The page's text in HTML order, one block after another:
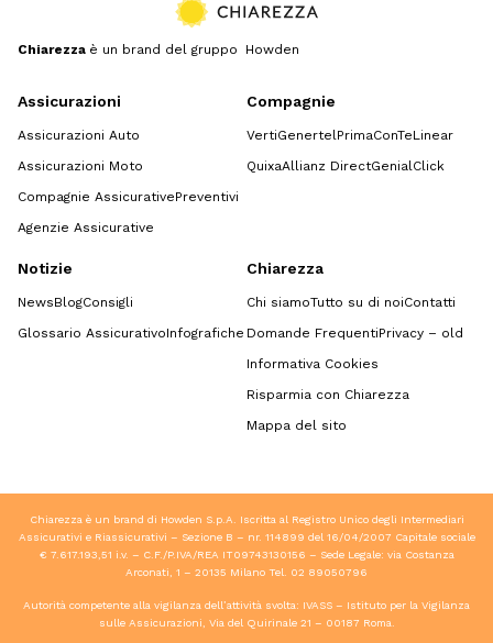
Chiarezza è un brand del gruppo Howden
Assicurazioni
Assicurazioni Auto
Assicurazioni Moto
Compagnie AssicurativePreventivi
Agenzie Assicurative
Compagnie
VertiGenertel PrimaConTeLinear
QuixaAllianz DirectGenialClick
Notizie
NewsBlogConsigli
Glossario AssicurativoInfografiche
Chiarezza
Chi siamoTutto su di noiContatti
Domande FrequentiPrivacy – old
Informativa Cookies
Risparmia con Chiarezza
Mappa del sito
Chiarezza è un brand di Howden S.p.A. Iscritta al Registro Unico degli Intermediari
Assicurativi e Riassicurativi – Sezione B – nr. 114899 del 16/04/2007 Capitale sociale
€ 7.617.193,51 i.v. – C.F./P.IVA/REA IT09743130156 – Sede Legale: via Costanza
Arconati, 1 – 20135 Milano Tel. 02 89050796
Autorità competente alla vigilanza dell’attività svolta: IVASS – Istituto per la Vigilanza
sulle Assicurazioni, Via del Quirinale 21 – 00187 Roma.